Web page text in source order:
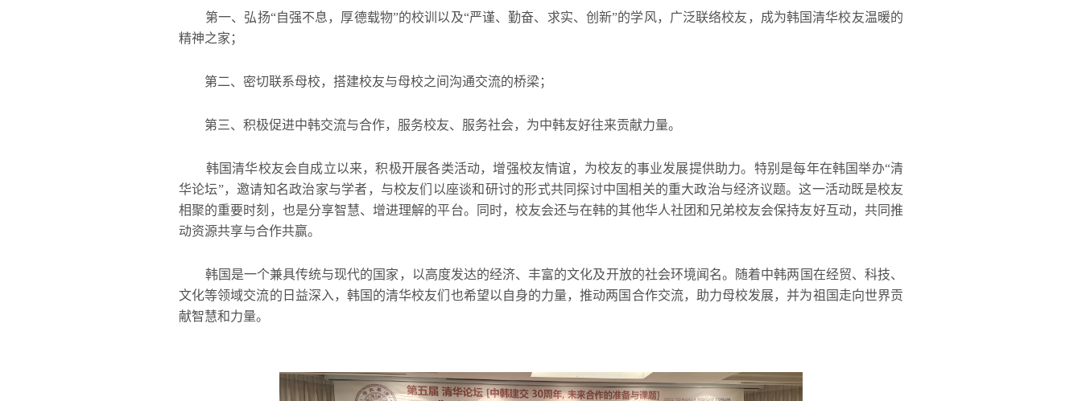
第一、弘扬“自强不息，厚德载物”的校训以及“严谨、勤奋、求实、创新”的学风，广泛联络校友，成为韩国清华校友温暖的
精神之家；
第二、密切联系母校，搭建校友与母校之间沟通交流的桥梁；
第三、积极促进中韩交流与合作，服务校友、服务社会，为中韩友好往来贡献力量。
韩国清华校友会自成立以来，积极开展各类活动，增强校友情谊，为校友的事业发展提供助力。特别是每年在韩国举办“清
华论坛”，邀请知名政治家与学者，与校友们以座谈和研讨的形式共同探讨中国相关的重大政治与经济议题。这一活动既是校友
相聚的重要时刻，也是分享智慧、增进理解的平台。同时，校友会还与在韩的其他华人社团和兄弟校友会保持友好互动，共同推
动资源共享与合作共赢。
韩国是一个兼具传统与现代的国家，以高度发达的经济、丰富的文化及开放的社会环境闻名。随着中韩两国在经贸、科技、
文化等领域交流的日益深入，韩国的清华校友们也希望以自身的力量，推动两国合作交流，助力母校发展，并为祖国走向世界贡
献智慧和力量。